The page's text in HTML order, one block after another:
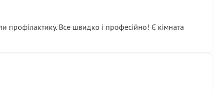
профілактику. Все швидко і професійно! Є кімната